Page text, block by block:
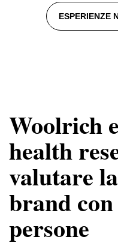
ESPERIENZE
Woolrich
health
valutare
brand
persone